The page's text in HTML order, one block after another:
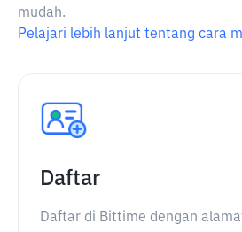
mudah.
Pelajari lebih lanjut tentang cara
Daftar
Daftar di Bittime dengan